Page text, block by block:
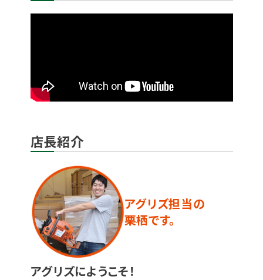
店長紹介
アグリズ担当の
栗栖です。
アグリズにようこそ！